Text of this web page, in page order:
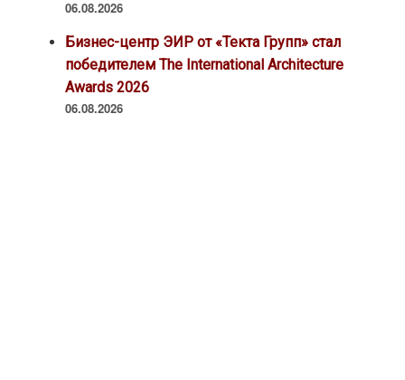
06.08.2026
Бизнес-центр ЭИР от «Текта Групп» стал
победителем The International Architecture
Awards 2026
06.08.2026